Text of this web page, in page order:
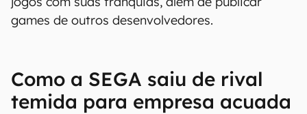
games de outros desenvolvedores.
Como a SEGA saiu de rival
temida para empresa acuada